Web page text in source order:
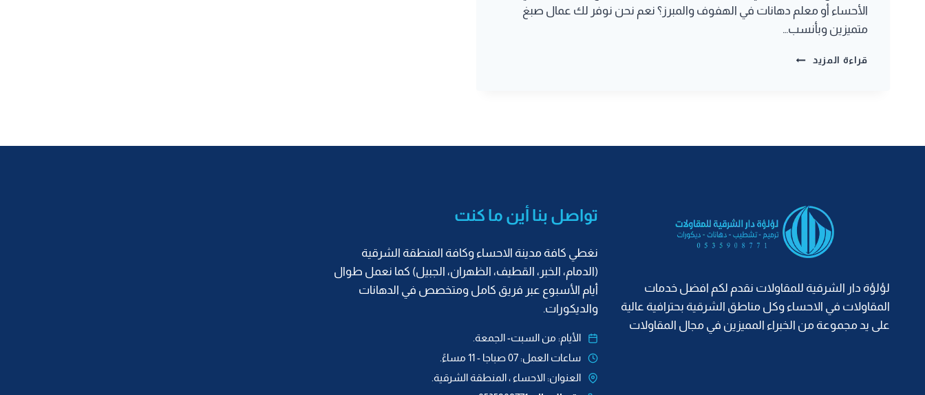
الأحساء أو معلم دهانات في الهفوف والمبرز؟ نعم نحن نوفر لك عمال صبغ
متميزين وبأنسب…
قراءة المزيد
مقاول
اصباغ
المبرز
لؤلؤة دار الشرقية للمقاولات نقدم لكم افضل خدمات
المقاولات في الاحساء وكل مناطق الشرقية بحترافية عالية
على يد مجموعة من الخبراء المميزين في مجال المقاولات
تواصل بنا أين ما كنت
نغطي كافة مدينة الاحساء وكافة المنطقة الشرقية
(الدمام، الخبر، القطيف، الظهران، الجبيل) كما نعمل طوال
أيام الأسبوع عبر فريق كامل ومتخصص في الدهانات
والديكورات.
الأيام: من السبت- الجمعة.
ساعات العمل: 07 صباجا - 11 مساءً.
العنوان: الاحساء ، المنطقة الشرقية.